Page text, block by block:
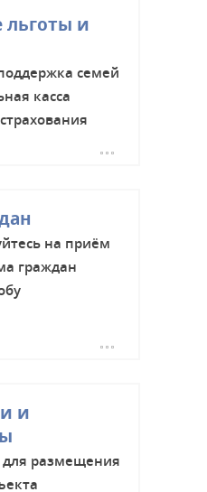
и
семей
касса
на приём
граждан
и
размещения